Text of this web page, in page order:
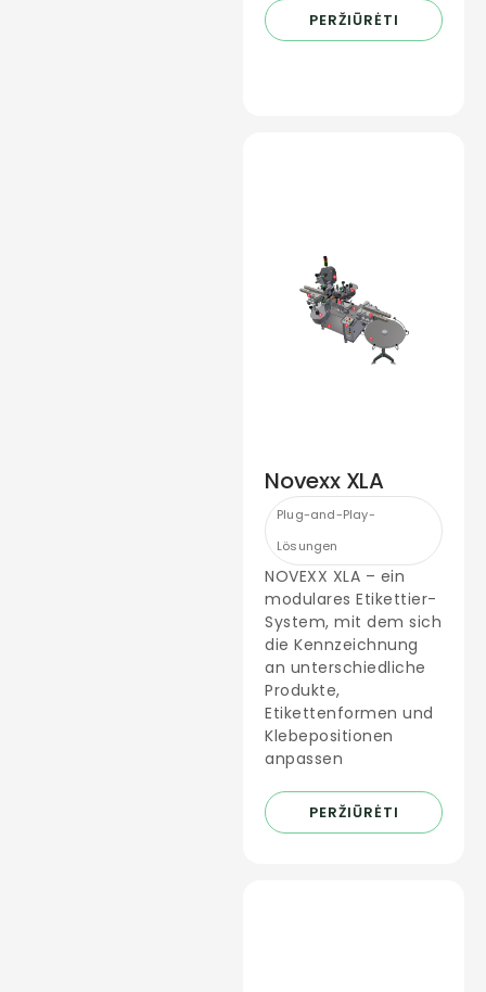
PERŽIŪRĖTI
Novexx XLA
Plug-and-Play-
Lösungen
NOVEXX XLA – ein
modulares Etikettier-
System, mit dem sich
die Kennzeichnung
an unterschiedliche
Produkte,
Etikettenformen und
Klebepositionen
anpassen
PERŽIŪRĖTI